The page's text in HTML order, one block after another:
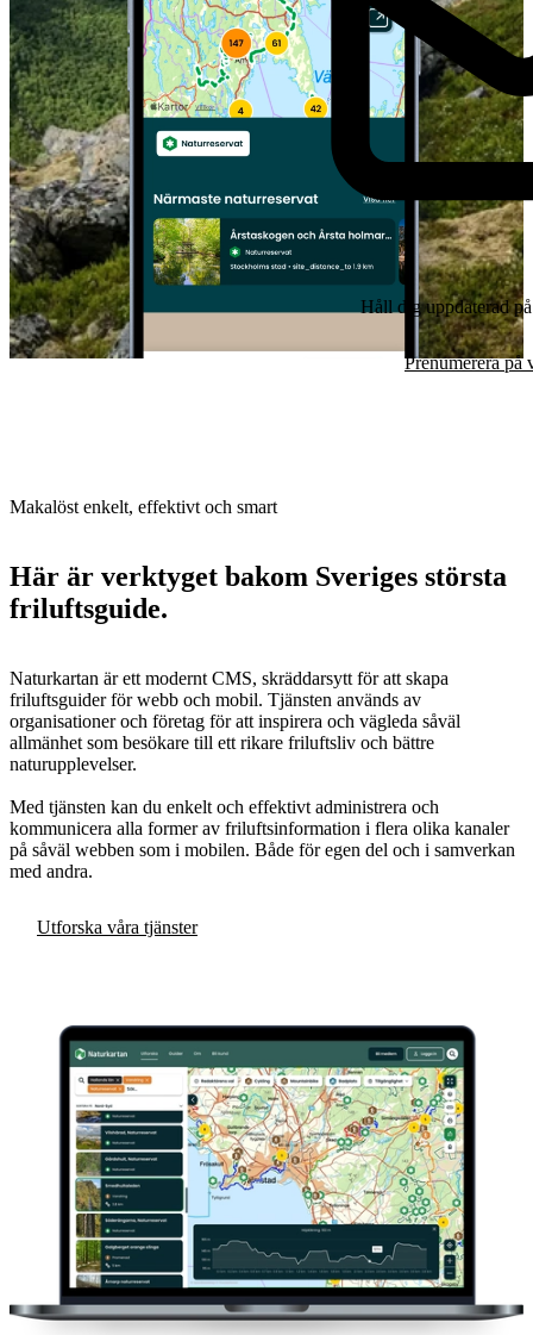
Håll dig uppdaterad
Prenumerera på
Här är verktyget bakom Sveriges största
friluftsguide.
Makalöst enkelt, effektivt och smart
Naturkartan är ett modernt CMS, skräddarsytt för att skapa
friluftsguider för webb och mobil. Tjänsten används av
organisationer och företag för att inspirera och vägleda såväl
allmänhet som besökare till ett rikare friluftsliv och bättre
naturupplevelser.
Med tjänsten kan du enkelt och effektivt administrera och
kommunicera alla former av friluftsinformation i flera olika kanaler
på såväl webben som i mobilen. Både för egen del och i samverkan
med andra.
Utforska våra tjänster